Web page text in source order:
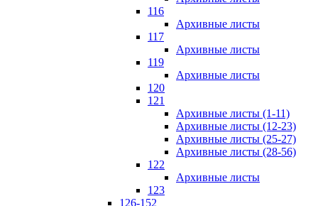
116
Архивные листы
117
Архивные листы
119
Архивные листы
120
121
Архивные листы (1-11)
Архивные листы (12-23)
Архивные листы (25-27)
Архивные листы (28-56)
122
Архивные листы
123
126-152